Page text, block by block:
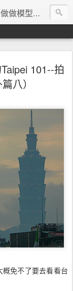
機的網路業老兵
101--拍
八）
免不了要去看看台